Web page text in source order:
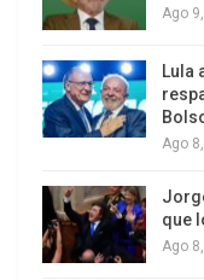
democracia
mano para poder
del pasado (y
que quieren
patadas en el
en esta historia.
Ago
Lula
Ago
que
Ago